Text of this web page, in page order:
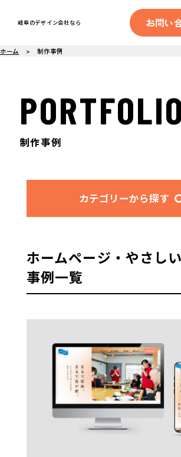
岐阜のデザイン会社なら お問い
ホーム 制作事例
PORTFOLIO
制作事例
カテゴリーから探す
ホームページ・やさし
事例一覧